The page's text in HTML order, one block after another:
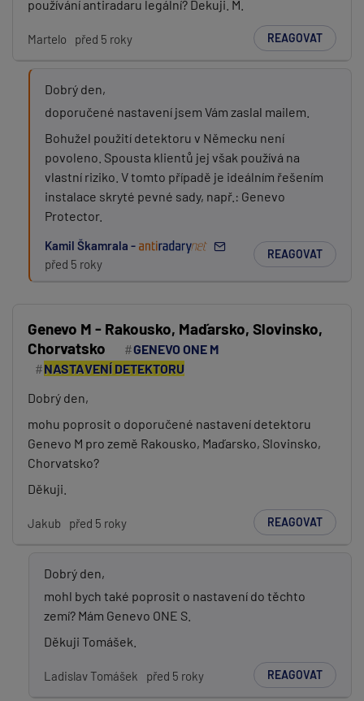
používání antiradaru legální? Dekuji. M.
Martelo před 5 roky REAGOVAT
Dobrý den,
doporučené nastavení jsem Vám zaslal mailem.
Bohužel použití detektoru v Německu není
povoleno. Spousta klientů jej však používá na
vlastní riziko. V tomto případě je ideálním řešením
instalace skryté pevné sady, např.: Genevo
Protector.
Kamil Škamrala -
před 5 roky
REAGOVAT
Genevo M - Rakousko, Maďarsko, Slovinsko,
Chorvatsko
GENEVO ONE M
NASTAVENÍ DETEKTORU
Dobrý den,
mohu poprosit o doporučené nastavení detektoru
Genevo M pro země Rakousko, Maďarsko, Slovinsko,
Chorvatsko?
Děkuji.
Jakub před 5 roky REAGOVAT
Dobrý den,
mohl bych také poprosit o nastavení do těchto
zemí? Mám Genevo ONE S.
Děkuji Tomášek.
Ladislav Tomášek před 5 roky REAGOVAT